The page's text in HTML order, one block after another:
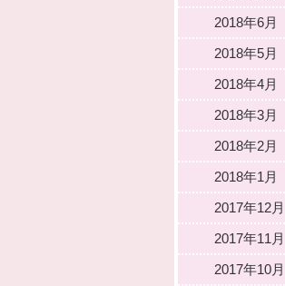
2018年6月
2018年5月
2018年4月
2018年3月
2018年2月
2018年1月
2017年12月
2017年11月
2017年10月